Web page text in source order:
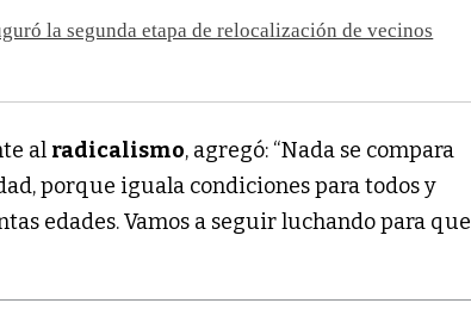
la segunda etapa de relocalización de vecinos
al radicalismo, agregó: “Nada se compara
porque iguala condiciones para todos y
edades. Vamos a seguir luchando para que